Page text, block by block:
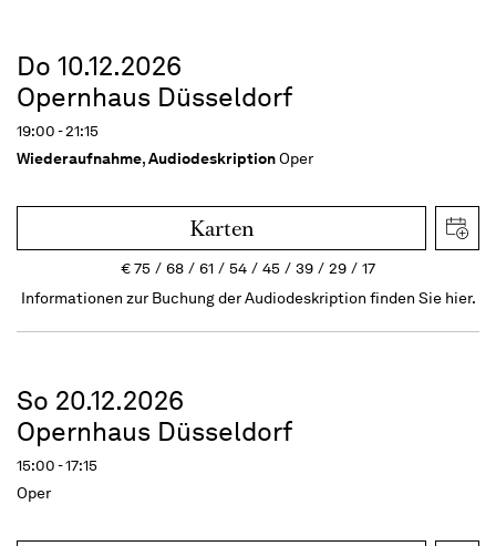
Do 10.12.2026
Opernhaus Düsseldorf
19:00 - 21:15
Wiederaufnahme,AudiodeskriptionOper
Karten
€75 68 61 54 45 39 29
17
Informationen zur Buchung der Audiodeskription finden Sie hier.
So 20.12.2026
Opernhaus Düsseldorf
15:00 - 17:15
Oper